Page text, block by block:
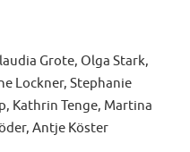
Grote, Olga Stark,
Lockner, Stephanie
Kathrin Tenge, Martina
Antje Köster